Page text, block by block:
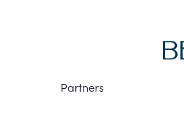
Partners